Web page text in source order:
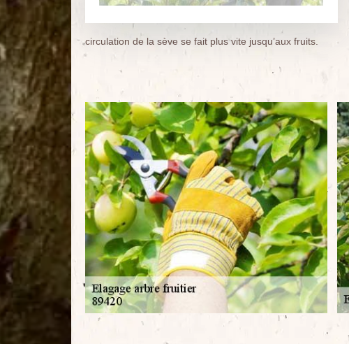
circulation de la sève se fait plus vite jusqu’aux fruits.